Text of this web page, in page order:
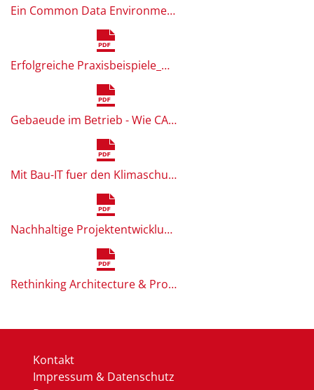
Ein Common Data Environment (CDE) als Basis fuer effiziente BIM-Kollaboration_Dominique Marchand Faessler.pdf
Erfolgreiche Praxisbeispiele_Michael Heil.pdf
Gebaeude im Betrieb - Wie CAFM bezueglich ESG und Taxonomie bei der Gebaeudezertifizierung aktiv unterstuetzt_Walter Liesinger und Philip Brendel.pdf
Mit Bau-IT fuer den Klimaschutz_Prokop und Wolff.pdf
Nachhaltige Projektentwicklung im Holzmodulbau _Stefan Stenzel.pdf
Rethinking Architecture & Process_Antonio Vultaggio.pdf
Kontakt
Impressum & Datenschutz